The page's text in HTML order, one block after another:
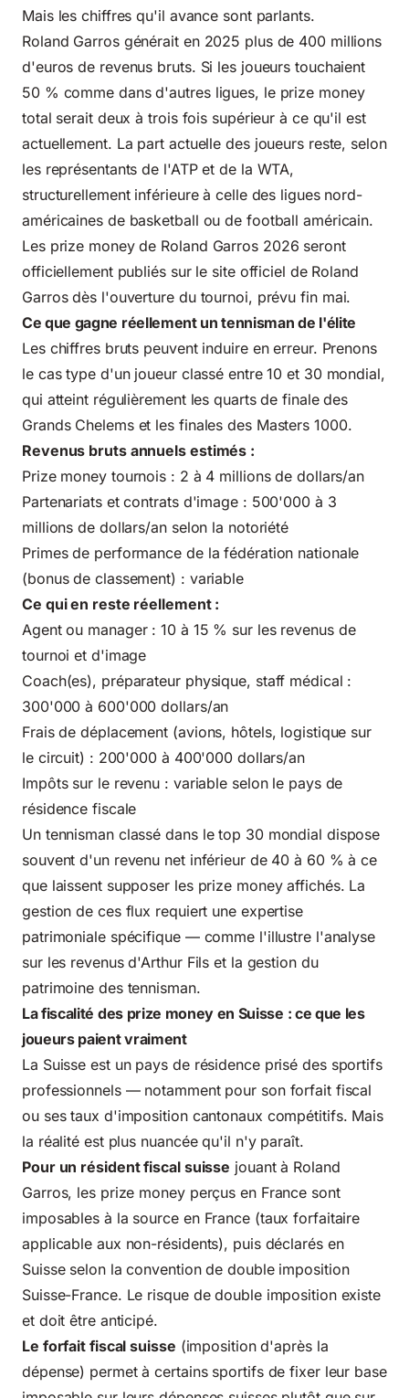
Mais les chiffres qu'il avance sont parlants.
Roland Garros générait en 2025 plus de 400 millions
d'euros de revenus bruts. Si les joueurs touchaient
50 % comme dans d'autres ligues, le prize money
total serait deux à trois fois supérieur à ce qu'il est
actuellement. La part actuelle des joueurs reste, selon
les représentants de l'ATP et de la WTA,
structurellement inférieure à celle des ligues nord-
américaines de basketball ou de football américain.
Les prize money de Roland Garros 2026 seront
officiellement publiés sur le site officiel de Roland
Garrosdès l'ouverture du tournoi, prévu fin mai.
Ce que gagne réellement un tennisman de l'élite
Les chiffres bruts peuvent induire en erreur. Prenons
le cas type d'un joueur classé entre 10 et 30 mondial,
qui atteint régulièrement les quarts de finale des
Grands Chelems et les finales des Masters 1000.
Revenus bruts annuels estimés :
Prize money tournois : 2 à 4 millions de dollars/an
Partenariats et contrats d'image : 500'000 à 3
millions de dollars/an selon la notoriété
Primes de performance de la fédération nationale
(bonus de classement) : variable
Ce qui en reste réellement :
Agent ou manager : 10 à 15 % sur les revenus de
tournoi et d'image
Coach(es), préparateur physique, staff médical :
300'000 à 600'000 dollars/an
Frais de déplacement (avions, hôtels, logistique sur
le circuit) : 200'000 à 400'000 dollars/an
Impôts sur le revenu : variable selon le pays de
résidence fiscale
Un tennisman classé dans le top 30 mondial dispose
souvent d'un revenu net inférieur de 40 à 60 % à ce
que laissent supposer les prize money affichés. La
gestion de ces flux requiert une expertise
patrimoniale spécifique — comme l'illustre l'analyse
sur les revenus d'Arthur Fils et la gestion du
patrimoine des tennisman.
La fiscalité des prize money en Suisse : ce que les
joueurs paient vraiment
La Suisse est un pays de résidence prisé des sportifs
professionnels — notamment pour son forfait fiscal
ou ses taux d'imposition cantonaux compétitifs. Mais
la réalité est plus nuancée qu'il n'y paraît.
Pour un résident fiscal suisse jouant à Roland
Garros, les prize money perçus en France sont
imposables à la source en France (taux forfaitaire
applicable aux non-résidents), puis déclarés en
Suisse selon la convention de double imposition
Suisse-France. Le risque de double imposition existe
et doit être anticipé.
Le forfait fiscal suisse (imposition d'après la
dépense) permet à certains sportifs de fixer leur base